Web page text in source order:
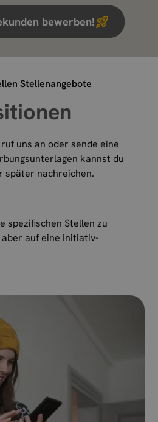
bewerben!
Stellenangebote
uns an oder sende eine
kannst du
später nachreichen.
spezifischen Stellen zu
auf eine Initiativ-